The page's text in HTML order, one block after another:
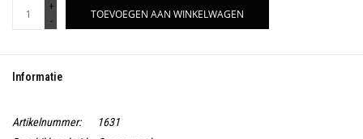
+
-
TOEVOEGEN AAN WINKELWAGEN
Informatie
Artikelnummer:
1631